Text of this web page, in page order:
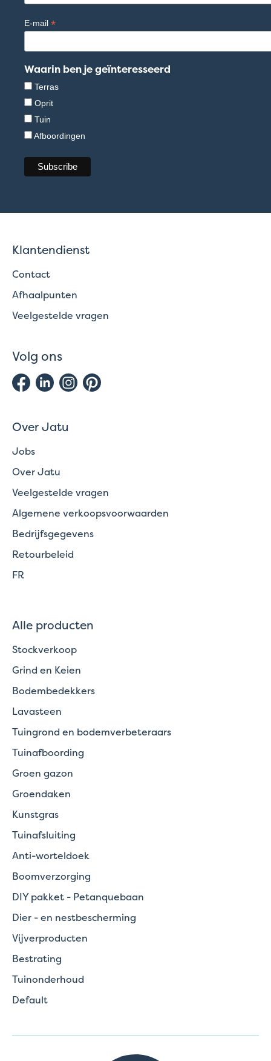
E-mail *
Waarin ben je geïnteresseerd
Terras
Oprit
Tuin
Afboordingen
Klantendienst
Contact
Afhaalpunten
Veelgestelde vragen
Volg ons
Over Jatu
Jobs
Over Jatu
Veelgestelde vragen
Algemene verkoopsvoorwaarden
Bedrijfsgegevens
Retourbeleid
FR
Alle producten
Stockverkoop
Grind en Keien
Bodembedekkers
Lavasteen
Tuingrond en bodemverbeteraars
Tuinafboording
Groen gazon
Groendaken
Kunstgras
Tuinafsluiting
Anti-worteldoek
Boomverzorging
DIY pakket - Petanquebaan
Dier - en nestbescherming
Vijverproducten
Bestrating
Tuinonderhoud
Default